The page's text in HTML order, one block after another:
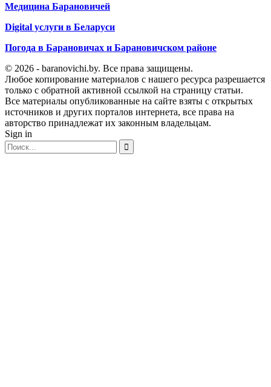
Медицина Барановичей
Digital услуги в Беларуси
Погода в Барановичах и Барановичском районе
© 2026 - baranovichi.by. Все права защищены.
Любое копирование материалов с нашего ресурса разрешается
только с обратной активной ссылкой на страницу статьи.
Все материалы опубликованные на сайте взяты с открытых
источников и других порталов интернета, все права на
авторство принадлежат их законным владельцам.
Sign in